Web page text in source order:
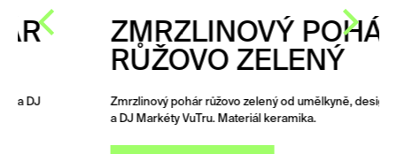
ZMRZLINOVÝ POHÁR
RŮŽOVO ZELENÝ
Zmrzlinový pohár růžovo zelený od umělkyně, designérky
a DJ Markéty VuTru. Materiál keramika.